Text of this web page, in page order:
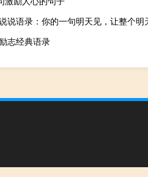
说语录：你的一句明天见，让整个明
志经典语录